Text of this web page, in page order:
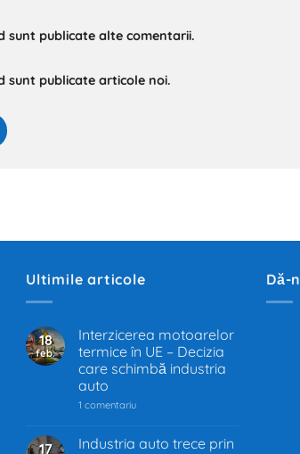
sunt publicate alte comentarii.
sunt publicate articole noi.
Ultimile articole
18
feb.
Interzicerea motoarelor
termice în UE – Decizia
care schimbă industria
auto
1 comentariula
termice
în
17
Industria auto trece prin
Dă-